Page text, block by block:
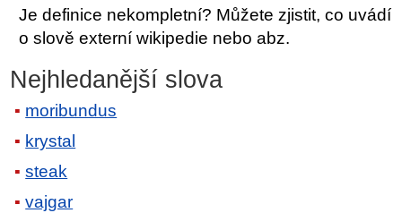
Je definice nekompletní? Můžete zjistit, co uvádí
o slově externí wikipedie nebo abz.
Nejhledanější slova
moribundus
krystal
steak
vajgar